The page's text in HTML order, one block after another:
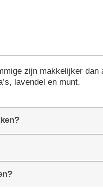
zijn makkelijker
lavendel en munt.